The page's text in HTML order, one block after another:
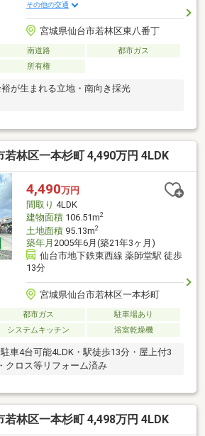
その他の交通
宮城県仙台市若林区東八番丁
南道路
都市ガス
所有権
が生まれる立地・南向き採光
若林区一本杉町 4,490万円 4LDK
4,490万円
間取り 4LDK
建物面積106.51m2
土地面積95.13m2
築年月 2005年6月(築21年3ヶ月)
仙台市地下鉄東西線 薬師堂駅 徒歩
13分
宮城県仙台市若林区一本杉町
都市ガス
駐車場あり
システムキッチン 浴室乾燥機
車4台可能4LDK・駅徒歩13分・屋上付3
クロス等リフォーム済み
若林区一本杉町 4,498万円 4LDK